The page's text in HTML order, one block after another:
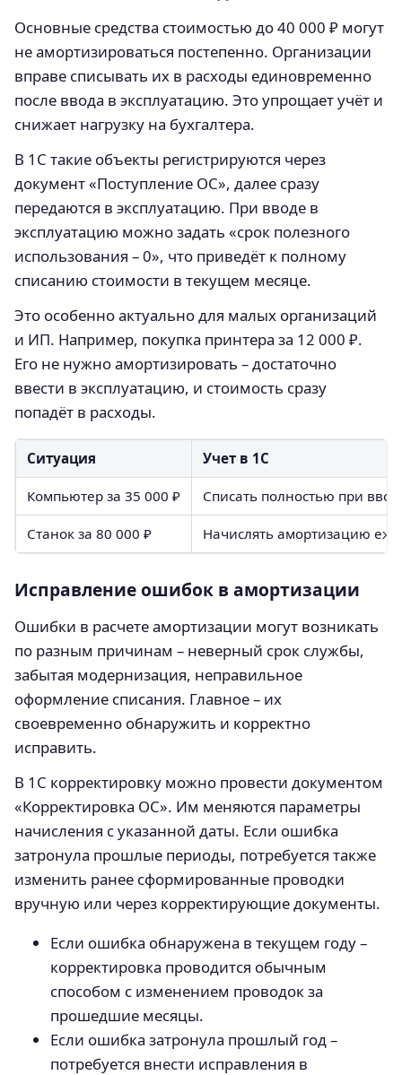
Основные средства стоимостью до 40 000 ₽ могут
не амортизироваться постепенно. Организации
вправе списывать их в расходы единовременно
после ввода в эксплуатацию. Это упрощает учёт и
снижает нагрузку на бухгалтера.
В 1С такие объекты регистрируются через
документ «Поступление ОС», далее сразу
передаются в эксплуатацию. При вводе в
эксплуатацию можно задать «срок полезного
использования – 0», что приведёт к полному
списанию стоимости в текущем месяце.
Это особенно актуально для малых организаций
и ИП. Например, покупка принтера за 12 000 ₽.
Его не нужно амортизировать – достаточно
ввести в эксплуатацию, и стоимость сразу
попадёт в расходы.
Ситуация Учет в 1С
Компьютер за 35 000 ₽ Списать полностью при
Станок за 80 000 ₽ Начислять амортизацию
Исправление ошибок в амортизации
Ошибки в расчете амортизации могут возникать
по разным причинам – неверный срок службы,
забытая модернизация, неправильное
оформление списания. Главное – их
своевременно обнаружить и корректно
исправить.
В 1С корректировку можно провести документом
«Корректировка ОС». Им меняются параметры
начисления с указанной даты. Если ошибка
затронула прошлые периоды, потребуется также
изменить ранее сформированные проводки
вручную или через корректирующие документы.
Если ошибка обнаружена в текущем году –
корректировка проводится обычным
способом с изменением проводок за
прошедшие месяцы.
Если ошибка затронула прошлый год –
потребуется внести исправления в